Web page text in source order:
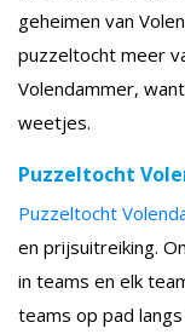
geheimen van
puzzeltocht meer
Volendammer,
weetjes.
Puzzeltocht
Puzzeltocht
en prijsuitreiking.
in teams en elk
teams op pad